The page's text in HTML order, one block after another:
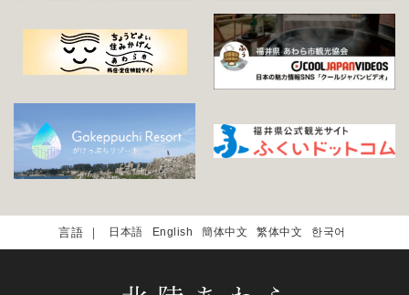
日本語 English 簡体中文 繁体中文 한국어